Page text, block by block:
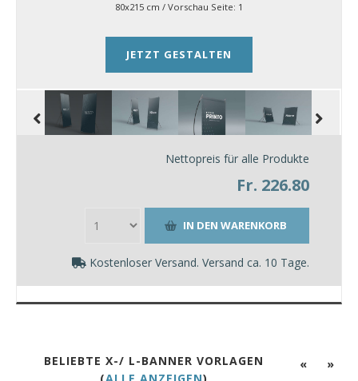
80x215 cm / Vorschau Seite: 1
JETZT GESTALTEN
Nettopreis für alle Produkte
Fr. 226.80
Kostenloser Versand. Versand ca. 10 Tage.
« »
BELIEBTE X-/ L-BANNER VORLAGEN